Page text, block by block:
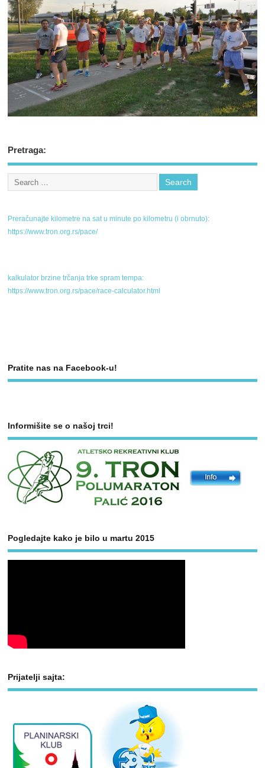
Pretraga:
Preračunajte kilometre na sat u minute po kilometru (i obrnuto):
https://www.tron.org.rs/pace/
kalkulator brzine trčanja trke spram tempa:
https://www.tron.org.rs/pace/race-calculator.html
Pratite nas na Facebook-u!
Informišite se o našoj trci!
Pogledajte kako je bilo u martu 2015
Prijatelji sajta: